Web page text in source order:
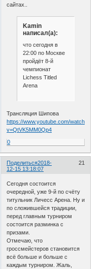
сайтах..
Kamin
написал(а):
что сегодня в
22:00 по Москве
пройдёт 8-й
чемпионат
Lichess Titled
Arena
Трансляция Шипова
https://www.youtube.com/watch?
v=QtVK5MM0Qp4
0
Поделиться 21
2018-
12-15 13:18:07
Сегодня состоится
очередной, уже 9-й по счёту
титульник Личесс Арена. Ну и
по сложившейся традиции,
перед главным турниром
состоится разминка с
призами.
Отмечаю, что
гроссмейстеров становится
всё больше и больше с
каждым турниром. Жаль,